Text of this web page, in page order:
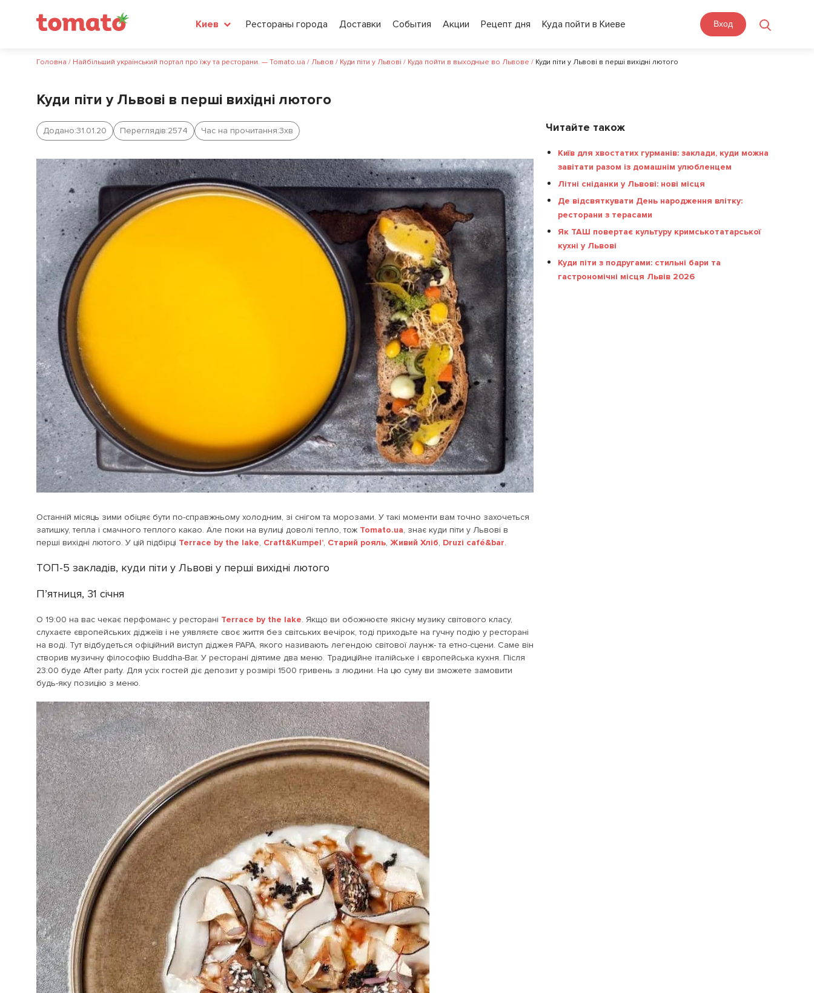
Киев Рестораны города Доставки События Акции Рецепт дня Куда пойти в Киеве Вход
Головна / Найбільший український портал про їжу та ресторани. — Tomato.ua / Львов / Куди піти у Львові / Куда пойти в выходные во Львове / Куди піти у Львові в перші вихідні лютого
Куди піти у Львові в перші вихідні лютого
Додано:31.01.20 Переглядів:2574 Час на прочитання:3хв
Останній місяць зими обіцяє бути по-справжньому холодним, зі снігом та морозами. У такі моменти вам точно захочеться
затишку, тепла і смачного теплого какао. Але поки на вулиці доволі тепло, тож Tomato.ua, знає куди піти у Львові в
перші вихідні лютого. У цій підбірці Terrace by the lake, Craft&Kumpel’, Старий рояль, Живий Хліб, Druzi café&bar.
ТОП-5 закладів, куди піти у Львові у перші вихідні лютого
П’ятниця, 31 січня
О 19:00 на вас чекає перфоманс у ресторані Terrace by the lake. Якщо ви обожнюєте якісну музику світового класу,
слухаєте європейських діджеїв і не уявляєте своє життя без світських вечірок, тоді приходьте на гучну подію у ресторані
на воді. Тут відбудеться офіційний виступ діджея PAPA, якого називають легендою світової лаунж- та етно-сцени. Саме він
створив музичну філософію Buddha-Bar. У ресторані діятиме два меню. Традиційне італійське і європейська кухня. Після
23:00 буде After party. Для усіх гостей діє депозит у розмірі 1500 гривень з людини. На цю суму ви зможете замовити
будь-яку позицію з меню.
Читайте також
Київ для хвостатих гурманів: заклади, куди можна
завітати разом із домашнім улюбленцем
Літні сніданки у Львові: нові місця
Де відсвяткувати День народження влітку:
ресторани з терасами
Як ТАШ повертає культуру кримськотатарської
кухні у Львові
Куди піти з подругами: стильні бари та
гастрономічні місця Львів 2026